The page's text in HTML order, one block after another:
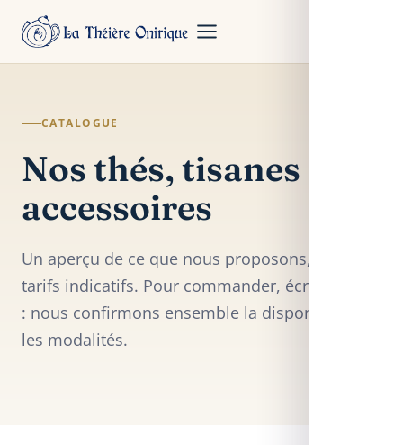
CATALOGUE
Nos thés, tisanes &
accessoires
Un aperçu de ce que nous proposons, avec des
tarifs indicatifs. Pour commander, écrivez-nous
: nous confirmons ensemble la disponibilité et
les modalités.